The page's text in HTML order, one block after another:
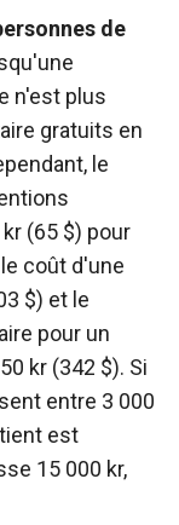
de
n'est plus
gratuits en
le
(65 $) pour
coût d'une
$) et le
pour un
kr (342 $). Si
entre 3 000
est
15 000 kr,